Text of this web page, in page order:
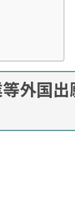
外国出